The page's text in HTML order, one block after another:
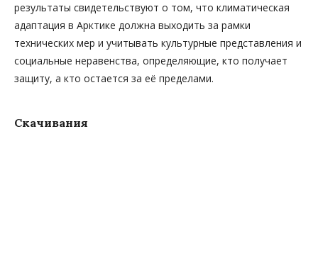
результаты свидетельствуют о том, что климатическая
адаптация в Арктике должна выходить за рамки
технических мер и учитывать культурные представления и
социальные неравенства, определяющие, кто получает
защиту, а кто остается за её пределами.
Скачивания